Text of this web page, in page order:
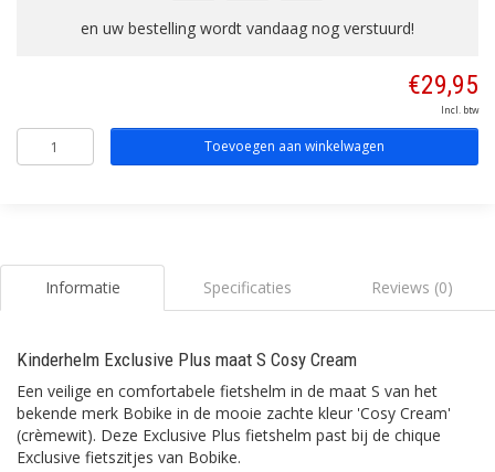
en uw bestelling wordt vandaag nog verstuurd!
€29,95
Incl. btw
Toevoegen aan winkelwagen
Informatie Specificaties Reviews (0)
Kinderhelm Exclusive Plus maat S Cosy Cream
Een veilige en comfortabele fietshelm in de maat S van het
bekende merk Bobike in de mooie zachte kleur 'Cosy Cream'
(crèmewit). Deze Exclusive Plus fietshelm past bij de chique
Exclusive fietszitjes van Bobike.